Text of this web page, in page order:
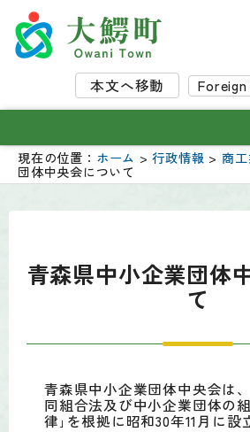
本文へ移動
現在の位置： ホーム >行政情報 > 商
団体中央会について
青森県中小企業団体
て
青森県中小企業団体中央会は
同組合法及び中小企業団体の
律｣を根拠に昭和30年11月に設